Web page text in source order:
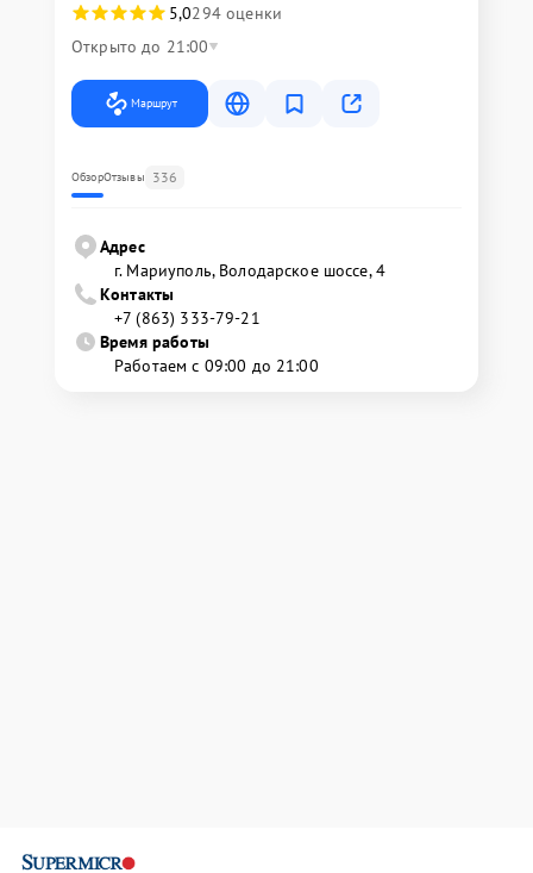
5,0294 оценки
Открыто до 21:00
Маршрут
ОбзорОтзывы 336
Адрес
г. Мариуполь, Володарское шоссе, 4
Контакты
+7 (863) 333-79-21
Время работы
Работаем с 09:00 до 21:00